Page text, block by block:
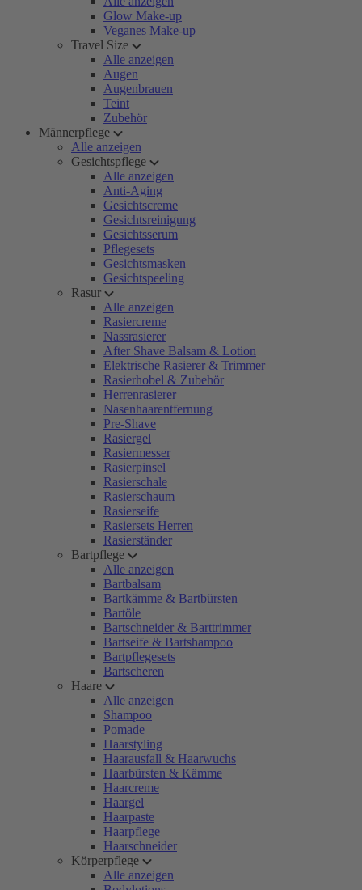
Glow Make-up
Veganes Make-up
Travel Size
Alle anzeigen
Augen
Augenbrauen
Teint
Zubehör
Männerpflege
Alle anzeigen
Gesichtspflege
Alle anzeigen
Anti-Aging
Gesichtscreme
Gesichtsreinigung
Gesichtsserum
Pflegesets
Gesichtsmasken
Gesichtspeeling
Rasur
Alle anzeigen
Rasiercreme
Nassrasierer
After Shave Balsam & Lotion
Elektrische Rasierer & Trimmer
Rasierhobel & Zubehör
Herrenrasierer
Nasenhaarentfernung
Pre-Shave
Rasiergel
Rasiermesser
Rasierpinsel
Rasierschale
Rasierschaum
Rasierseife
Rasiersets Herren
Rasierständer
Bartpflege
Alle anzeigen
Bartbalsam
Bartkämme & Bartbürsten
Bartöle
Bartschneider & Barttrimmer
Bartseife & Bartshampoo
Bartpflegesets
Bartscheren
Haare
Alle anzeigen
Shampoo
Pomade
Haarstyling
Haarausfall & Haarwuchs
Haarbürsten & Kämme
Haarcreme
Haargel
Haarpaste
Haarpflege
Haarschneider
Körperpflege
Alle anzeigen